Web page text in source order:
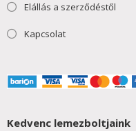
Elállás a szerződéstől
Kapcsolat
Kedvenc lemezboltjaink